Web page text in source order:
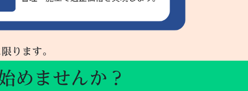
ります。
めませんか？